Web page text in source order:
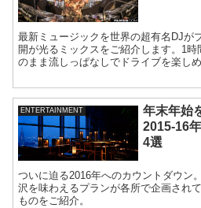
最新ミュージックを世界の超有名DJが
開が光るミックスをご紹介します。1
のまま流しっぱなしでドライブを楽しめ
ENTERTAINMENT
年末年始
2015-16
4選
ついに迫る2016年へのカウントダウン
沢を味わえるプランが各所で企画され
ものをご紹介。